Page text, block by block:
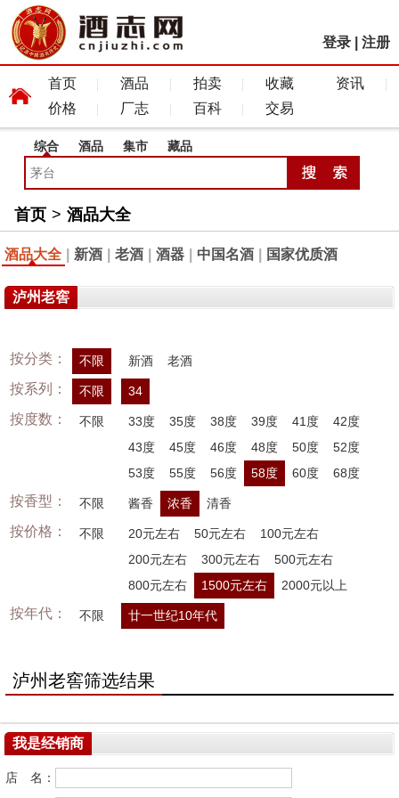
登录 注册
首页 酒品 拍卖 收藏
资讯
价格
厂志 百科 交易
综合 酒品 集市 藏品
首页 > 酒品大全
酒品大全 新酒 老酒 酒器 中国名酒 国家优质酒
泸州老窖
按分类： 不限 新酒 老酒
按系列： 不限 34
按度数： 不限 33度 35度 38度 39度 41度
42度
43度
45度 46度 48度 50度
52度
53度
55度 56度 58度 60度 68度
按香型： 不限 酱香 浓香 清香
按价格： 不限 20元左右 50元左右
100元左右
200元左右
300元左右
500元左右
800元左右
1500元左右 2000元以上
按年代： 不限 廿一世纪10年代
泸州老窖筛选结果
我是经销商
店 名：